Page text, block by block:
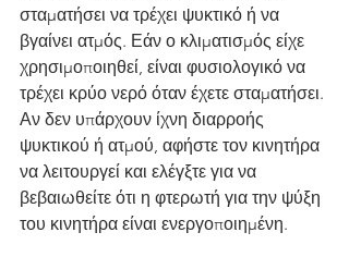
σταματήσει να τρέχει ψυκτικό ή να
βγαίνει ατμός. Εάν ο κλιματισμός είχε
χρησιμοποιηθεί, είναι φυσιολογικό να
τρέχει κρύο νερό όταν έχετε σταματήσει.
Αν δεν υπάρχουν ίχνη διαρροής
ψυκτικού ή ατμού, αφήστε τον κινητήρα
να λειτουργεί και ελέγξτε για να
βεβαιωθείτε ότι η φτερωτή για την ψύξη
του κινητήρα είναι ενεργοποιημένη.